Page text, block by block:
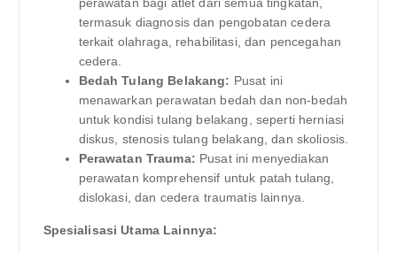
perawatan bagi atlet dari semua tingkatan,
termasuk diagnosis dan pengobatan cedera
terkait olahraga, rehabilitasi, dan pencegahan
cedera.
Bedah Tulang Belakang: Pusat ini
menawarkan perawatan bedah dan non-bedah
untuk kondisi tulang belakang, seperti herniasi
diskus, stenosis tulang belakang, dan skoliosis.
Perawatan Trauma: Pusat ini menyediakan
perawatan komprehensif untuk patah tulang,
dislokasi, dan cedera traumatis lainnya.
Spesialisasi Utama Lainnya: